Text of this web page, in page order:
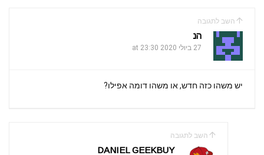
השב לתגובה
הנ
27 ביולי 2020 at 23:30
יש משהו כזה חדש, או משהו דומה אפילו?
השב לתגובה
DANIEL GEEKBUY